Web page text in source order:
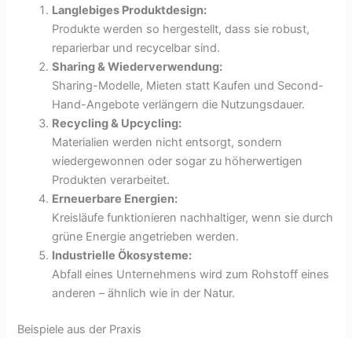
Langlebiges Produktdesign:
Produkte werden so hergestellt, dass sie robust,
reparierbar und recycelbar sind.
Sharing & Wiederverwendung:
Sharing-Modelle, Mieten statt Kaufen und Second-
Hand-Angebote verlängern die Nutzungsdauer.
Recycling & Upcycling:
Materialien werden nicht entsorgt, sondern
wiedergewonnen oder sogar zu höherwertigen
Produkten verarbeitet.
Erneuerbare Energien:
Kreisläufe funktionieren nachhaltiger, wenn sie durch
grüne Energie angetrieben werden.
Industrielle Ökosysteme:
Abfall eines Unternehmens wird zum Rohstoff eines
anderen – ähnlich wie in der Natur.
Beispiele aus der Praxis